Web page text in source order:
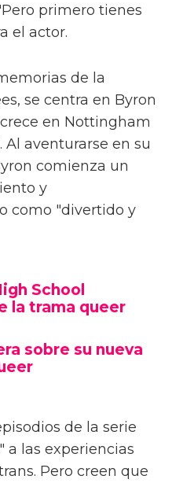
primero tienes
el actor.
de la
se centra en Byron
en Nottingham
aventurarse en su
comienza un
y
como "divertido y
School
la trama queer
sobre su nueva
de la serie
a las experiencias
Pero creen que